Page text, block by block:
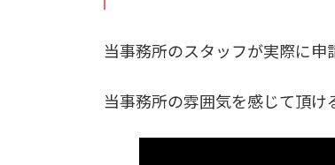
当事務所のスタッフが実際に申
当事務所の雰囲気を感じて頂け